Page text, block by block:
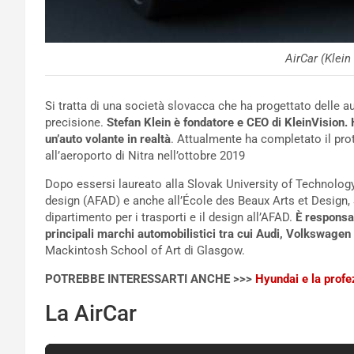
AirCar
Si tratta di una società slovacca che ha progettato delle
precisione. Stefan Klein è fondatore e CEO di
un’auto volante in realtà. Attualmente ha completato il
all’aeroporto di Nitra nell’ottobre 2019
Dopo essersi laureato alla Slovak University of
design (AFAD) e anche all’École des Beaux Arts et
dipartimento per i trasporti e il design all’AFAD. È
principali marchi automobilistici tra cui Audi, Volkswagen
Mackintosh School of Art di Glasgow.
POTREBBE INTERESSARTI ANCHE >>> Hyundai e la
La AirCar